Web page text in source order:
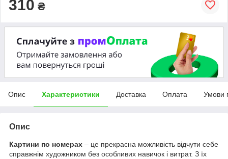
310 ₴
Опис Характеристики Доставка Оплата Умови
Опис
Картини по номерах – це прекрасна можливість відчути себе
справжнім художником без особливих навичок і витрат. З їх